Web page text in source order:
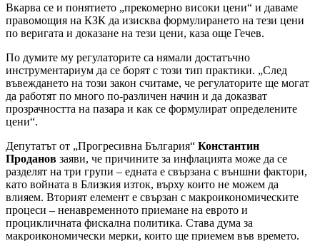
Вкарва се и понятието „прекомерно високи цени“ и даваме
правомощия на КЗК да изисква формулирането на тези цени
по веригата и доказане на тези цени, каза още Гечев.
По думите му регулаторите са нямали достатъчно
инструментариум да се борят с този тип практики. „След
въвеждането на този закон считаме, че регулаторите ще могат
да работят по много по-различен начин и да доказват
прозрачността на пазара и как се формулират определените
цени“.
Депутатът от „Прогресивна България“ Константин
Проданов заяви, че причините за инфлацията може да се
разделят на три групи – едната е свързана с външни фактори,
като войната в Близкия изток, върху които не можем да
влияем. Вторият елемент е свързан с макроикономическите
процеси – ненавременното приемане на еврото и
процикличната фискална политика. Става дума за
макроикономически мерки, които ще приемем във времето.